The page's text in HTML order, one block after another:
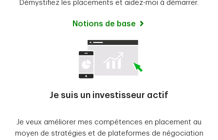
Démystifiez les placements et aidez-moi à démarrer.
Notions de base
Je suis un investisseur actif
Je veux améliorer mes compétences en placement au
moyen de stratégies et de plateformes de négociation